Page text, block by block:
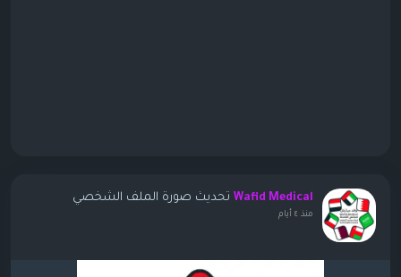
Wafid Medical تحديث صورة الملف الشخصي
منذ ٤ أيام